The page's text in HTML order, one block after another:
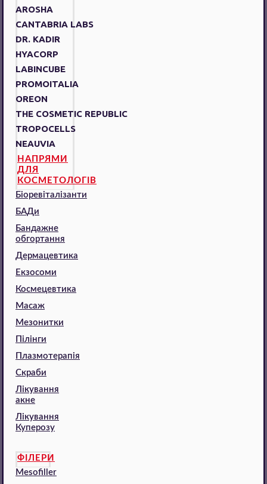
AROSHA
CANTABRIA LABS
DR. KADIR
HYACORP
LABINCUBE
PROMOITALIA
OREON
THE COSMETIC REPUBLIC
TROPOCELLS
NEAUVIA
НАПРЯМИ
ДЛЯ
КОСМЕТОЛОГІВ
Біоревіталізанти
БАДи
Бандажне
обгортання
Дермацевтика
Екзосоми
Космецевтика
Масаж
Мезонитки
Пілінги
Плазмотерапія
Скраби
Лікування
акне
Лікування
Куперозу
ФІЛЕРИ
Mesofiller